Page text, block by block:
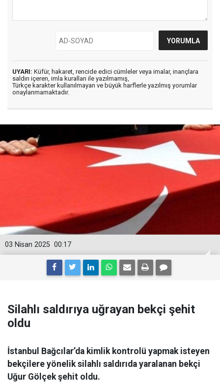
UYARI: Küfür, hakaret, rencide edici cümleler veya imalar, inançlara
saldırı içeren, imla kuralları ile yazılmamış,
Türkçe karakter kullanılmayan ve büyük harflerle yazılmış yorumlar
onaylanmamaktadır.
00:17
03 Nisan 2025
Silahlı saldırıya uğrayan bekçi şehit
oldu
İstanbul Bağcılar’da kimlik kontrolü yapmak isteyen
bekçilere yönelik silahlı saldırıda yaralanan bekçi
Uğur Gölçek şehit oldu.